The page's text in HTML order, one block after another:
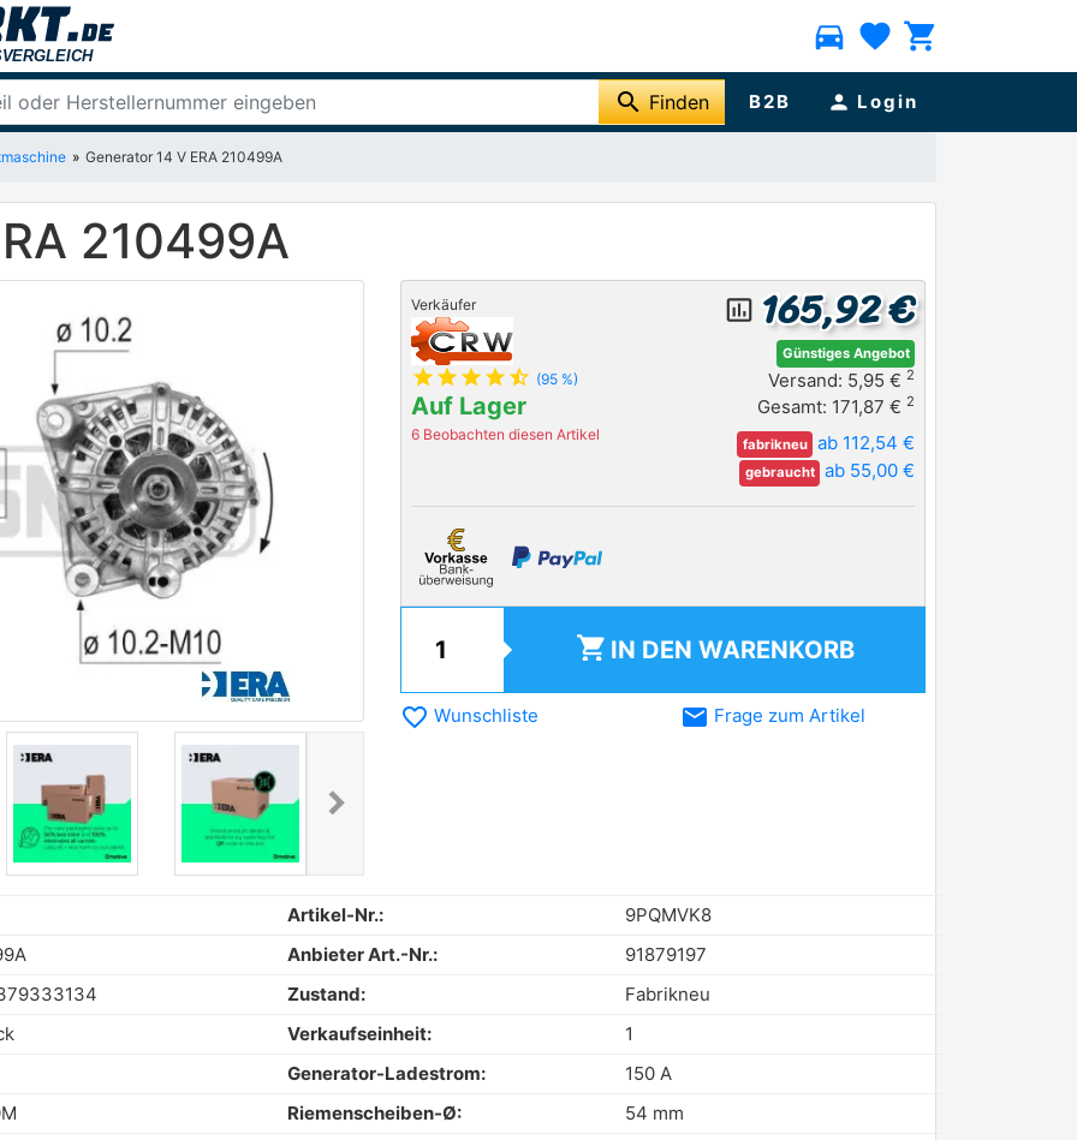
directions_car favorite shopping_cart
search Finden B2B person Login
Generator 14 V ERA 210499A
210499A
chevron_right
Next
Verkäufer
star star star star star_half (95 %)
Auf Lager
6 Beobachten diesen Artikel
insert_chart_outlined 165,92 €
Günstiges Angebot
Versand: 5,95 € 2
Gesamt: 171,87 € 2
fabrikneu ab 112,54 €
gebraucht ab 55,00 €
shopping_cart IN DEN WARENKORB
favorite_border Wunschliste email Frage zum Artikel
Artikel-Nr.:
9PQMVK8
Anbieter Art.-Nr.:
91879197
Zustand:
Fabrikneu
Verkaufseinheit:
1
Generator-Ladestrom:
150 A
Riemenscheiben-Ø:
54 mm